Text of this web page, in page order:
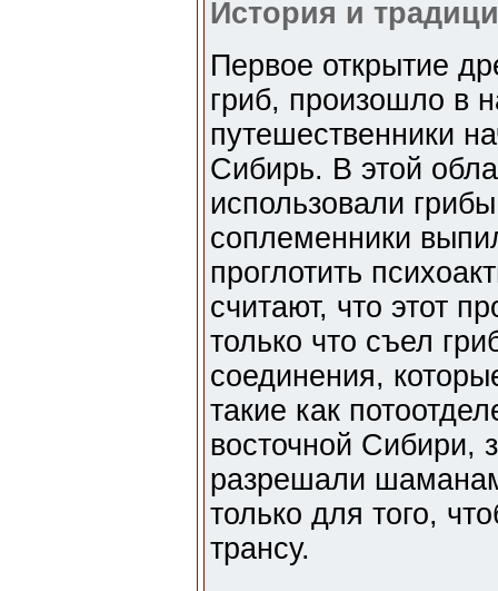
История и
Первое открытие
гриб, произошло в
путешественники
Сибирь. В этой
использовали
соплеменники
проглотить
считают, что этот
только что съел
соединения,
такие как
восточной Сибири,
разрешали
только для того,
трансу.